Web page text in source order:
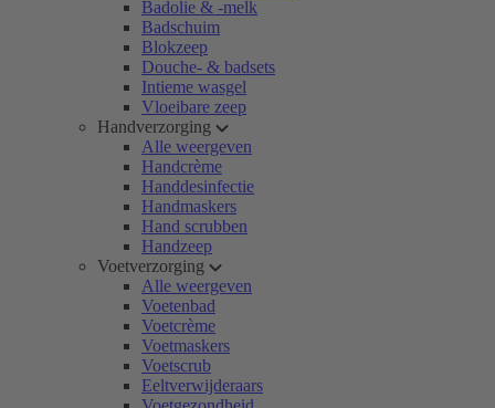
Badolie & -melk
Badschuim
Blokzeep
Douche- & badsets
Intieme wasgel
Vloeibare zeep
Handverzorging
Alle weergeven
Handcrème
Handdesinfectie
Handmaskers
Hand scrubben
Handzeep
Voetverzorging
Alle weergeven
Voetenbad
Voetcrème
Voetmaskers
Voetscrub
Eeltverwijderaars